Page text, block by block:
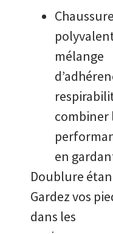
mélange
combiner
en
Doublure
Gardez vos
dans les